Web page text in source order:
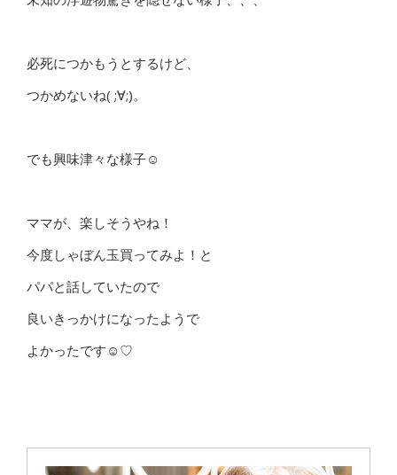
必死につかもうとするけど、
つかめないね( ;∀;)。
でも興味津々な様子☺
ママが、楽しそうやね！
今度しゃぼん玉買ってみよ！と
パパと話していたので
良いきっかけになったようで
よかったです☺♡